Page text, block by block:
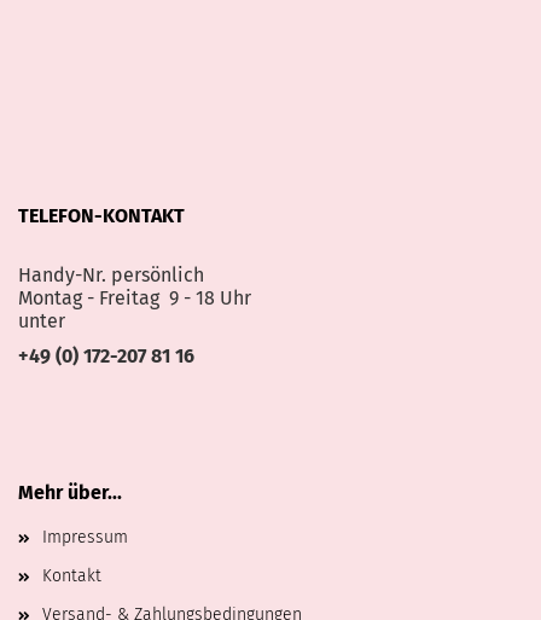
TELEFON-KONTAKT
Handy-Nr. persönlich
Montag - Freitag 9 - 18 Uhr
unter
+49 (0) 172-207 81 16
Mehr über...
Impressum
Kontakt
Versand- & Zahlungsbedingungen